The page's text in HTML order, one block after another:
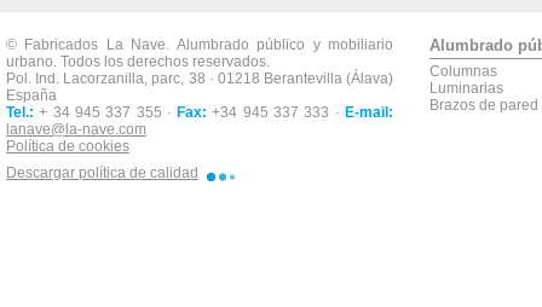
© Fabricados La Nave. Alumbrado público y mobiliario
urbano. Todos los derechos reservados.
Pol. Ind. Lacorzanilla, parc, 38 · 01218 Berantevilla (Álava)
España
Tel.: + 34 945 337 355 · Fax: +34 945 337 333 · E-mail:
lanave@la-nave.com
Política de cookies
Descargar política de calidad
Alumbrado
Columnas
Luminarias
Brazos de pared